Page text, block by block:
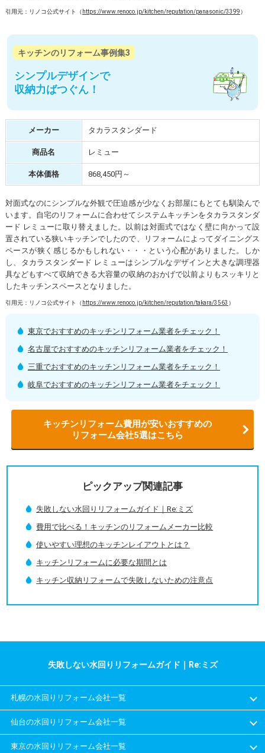
引用元：リノコ公式サイト（ https://www.renoco.jp/kitchen/reputation/panasonic/3399）
キッチンのリフォーム事例集3
シンプルデザインで
収納力ばつぐん！
メーカー タカラスタンダード
商品名 レミュー
本体価格 868,450円～
対面式なのにシンプルな外観で圧迫感が少なくお部屋にもとても馴染んで
います。自宅のリフォームに合わせてシステムキッチンをタカラスタンダ
ード レミューに取り替えました。以前は対面式ではなく壁に向かって設
置されている狭いキッチンでしたので、リフォームによってダイニングス
ペースが狭く感じるかもしれない・・・という心配がありました。しか
し、タカラスタンダード レミューはシンプルなデザインと大きな調理器
具などもすべて収納できる大容量の収納のおかげで以前よりもスッキリと
したキッチンスペースとなりました。
引用元：リノコ公式サイト（ https://www.renoco.jp/kitchen/reputation/takara/3563 ）
東京でおすすめのキッチンリフォーム業者をチェック！
名古屋でおすすめのキッチンリフォーム業者をチェック！
三重でおすすめのキッチンリフォーム業者をチェック！
岐阜でおすすめのキッチンリフォーム業者をチェック！
キッチンリフォーム費用が安いおすすめの
リフォーム会社5選はこちら
ピックアップ関連記事
失敗しない水回りリフォームガイド｜Re:ミズ
費用で比べる！キッチンのリフォームメーカー比較
使いやすい理想のキッチンレイアウトとは？
キッチンリフォームに必要な期間とは
キッチン収納リフォームで失敗しないための注意点
失敗しない水回りリフォームガイド｜Re:ミズ
札幌の水回りリフォーム会社一覧
仙台の水回りリフォーム会社一覧
東京の水回りリフォーム会社一覧